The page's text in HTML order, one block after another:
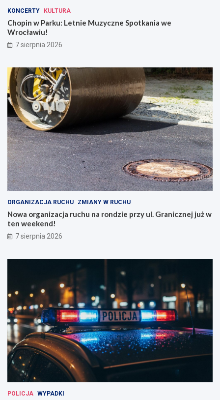
KONCERTY KULTURA
Chopin w Parku: Letnie Muzyczne Spotkania we
Wrocławiu!
7 sierpnia 2026
ORGANIZACJA RUCHU ZMIANY W RUCHU
Nowa organizacja ruchu na rondzie przy ul. Granicznej już w
ten weekend!
7 sierpnia 2026
POLICJA WYPADKI